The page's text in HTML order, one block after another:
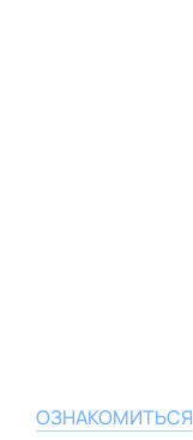
ОЗНАКОМИТЬСЯ